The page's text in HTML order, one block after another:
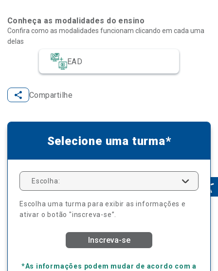
Conheça as modalidades do ensino
EAD
Confira como as modalidades funcionam clicando em cada uma
delas
Compartilhe
Selecione uma turma*
Escolha:
Escolha uma turma para exibir as informações e
ativar o botão "inscreva-se”.
Inscreva-se
*As informações podem mudar de acordo com a